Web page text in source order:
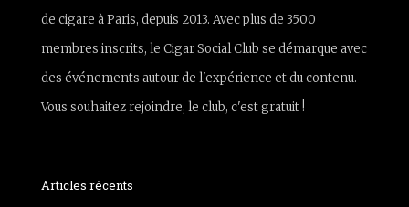
de cigare à Paris, depuis 2013. Avec plus de 3500
membres inscrits, le Cigar Social Club se démarque avec
des événements autour de l'expérience et du contenu.
Vous souhaitez rejoindre, le club, c'est gratuit !
Articles récents